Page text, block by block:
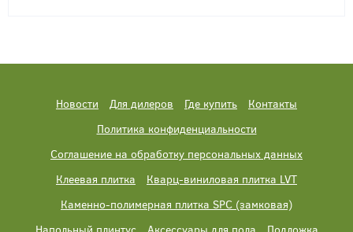
Новости Для дилеров Где купить
Контакты
Политика конфиденциальности
Соглашение на обработку персональных данных
Клеевая плитка
Кварц-виниловая плитка LVT
Каменно-полимерная плитка SPC (замковая)